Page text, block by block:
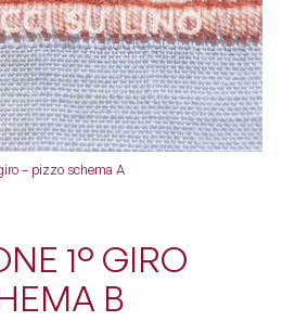
– pizzo schema A
1° GIRO
B